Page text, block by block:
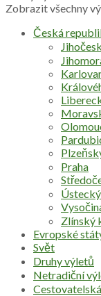
Zobrazit všechny
Česká
Praha
Zlínský
Evropské
Svět
Druhy výletů
Netradiční